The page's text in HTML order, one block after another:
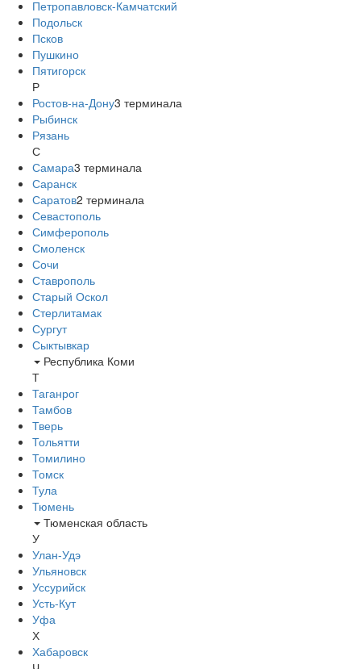
Петропавловск-Камчатский
Подольск
Псков
Пушкино
Пятигорск
Р
Ростов-на-Дону3 терминала
Рыбинск
Рязань
С
Самара3 терминала
Саранск
Саратов2 терминала
Севастополь
Симферополь
Смоленск
Сочи
Ставрополь
Старый Оскол
Стерлитамак
Сургут
Сыктывкар
Республика Коми
Т
Таганрог
Тамбов
Тверь
Тольятти
Томилино
Томск
Тула
Тюмень
Тюменская область
У
Улан-Удэ
Ульяновск
Уссурийск
Усть-Кут
Уфа
Х
Хабаровск